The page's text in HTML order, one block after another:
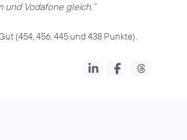
Vodafone gleich.“
(454, 456, 445 und 438 Punkte).